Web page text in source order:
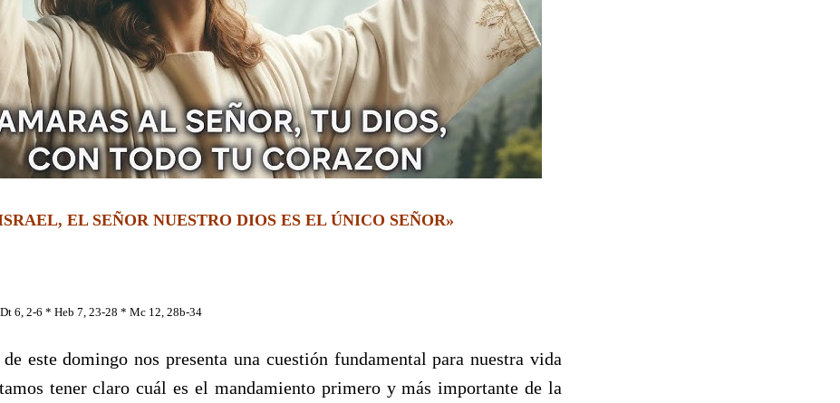
EL SEÑOR NUESTRO DIOS ES EL ÚNICO SEÑOR»
Dt 6, 2-6 * Heb 7, 23-28 * Mc 12, 28b-34
este domingo nos presenta una cuestión fundamental para nuestra vida
tener claro cuál es el mandamiento primero y más importante de la